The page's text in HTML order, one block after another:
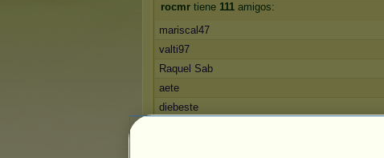
rocmr tiene 111 amigos:
mariscal47
valti97
Raquel Sab
aete
diebeste